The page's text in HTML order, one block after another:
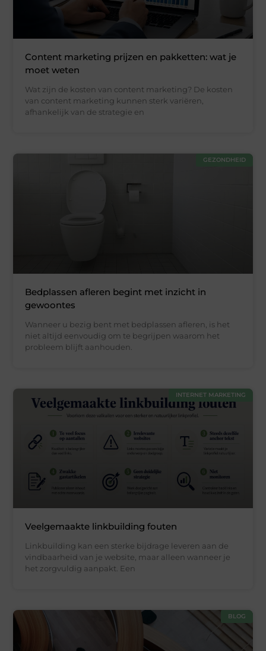
Content marketing prijzen en pakketten: wat je
moet weten
Wat zijn de kosten van content marketing? De kosten
van content marketing kunnen sterk variëren,
afhankelijk van de strategie en
GEZONDHEID
Bedplassen afleren begint met inzicht in
gewoontes
Wanneer u bezig bent met bedplassen afleren, is het
niet altijd eenvoudig om te begrijpen waarom het
probleem blijft aanhouden.
INTERNET MARKETING
Veelgemaakte linkbuilding fouten
Linkbuilding kan een sterke bijdrage leveren aan de
vindbaarheid van je website, maar alleen wanneer je
het zorgvuldig aanpakt. Een
BLOG